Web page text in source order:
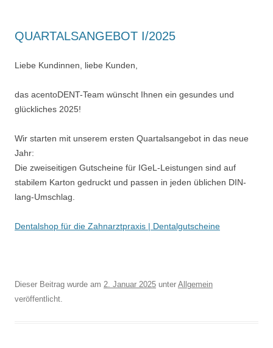
QUARTALSANGEBOT I/2025
Liebe Kundinnen, liebe Kunden,
das acentoDENT-Team wünscht Ihnen ein gesundes und
glückliches 2025!
Wir starten mit unserem ersten Quartalsangebot in das neue
Jahr:
Die zweiseitigen Gutscheine für IGeL-Leistungen sind auf
stabilem Karton gedruckt und passen in jeden üblichen DIN-
lang-Umschlag.
Dentalshop für die Zahnarztpraxis | Dentalgutscheine
Dieser Beitrag wurde am 2. Januar 2025 unter Allgemein
veröffentlicht.